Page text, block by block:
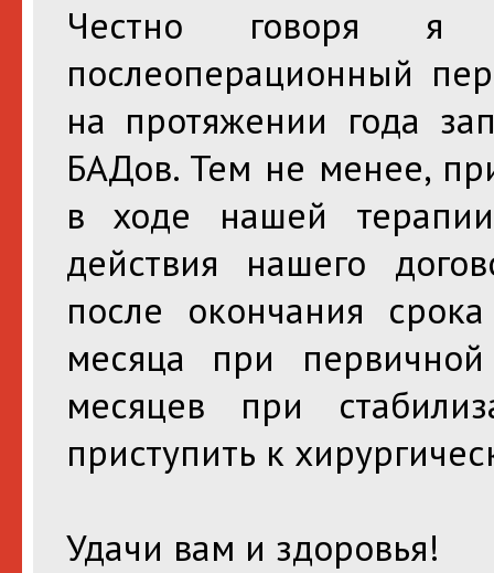
Честно говоря
послеоперационный
на протяжении года
БАДов. Тем не менее,
в ходе нашей
действия нашего
после окончания
месяца при
месяцев при
приступить к
Удачи вам и здоровья!